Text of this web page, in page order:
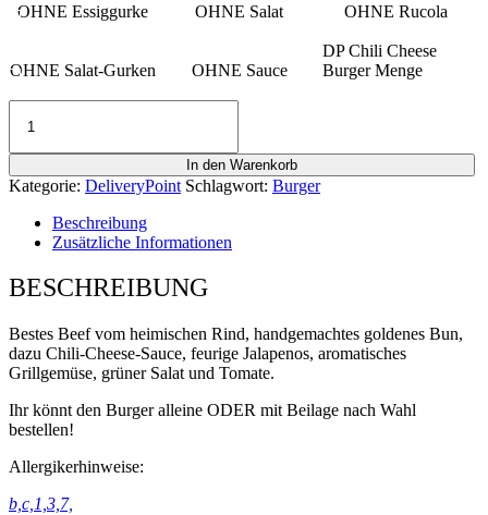
OHNE Essiggurke OHNE Salat OHNE Rucola
OHNE Salat-Gurken OHNE Sauce
DP Chili Cheese
Burger Menge
In den Warenkorb
Kategorie: DeliveryPoint Schlagwort: Burger
Beschreibung
Zusätzliche Informationen
BESCHREIBUNG
Bestes Beef vom heimischen Rind, handgemachtes goldenes Bun,
dazu Chili-Cheese-Sauce, feurige Jalapenos, aromatisches
Grillgemüse, grüner Salat und Tomate.
Ihr könnt den Burger alleine ODER mit Beilage nach Wahl
bestellen!
Allergikerhinweise:
b,c,1,3,7,